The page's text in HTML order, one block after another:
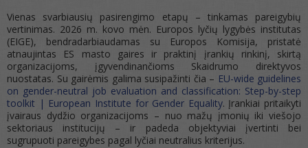
Vienas svarbiausių pasirengimo etapų – tinkamas pareigybių
vertinimas. 2026 m. kovo mėn. Europos lyčių lygybės institutas
(EIGE), bendradarbiaudamas su Europos Komisija, pristatė
atnaujintas ES masto gaires ir praktinį įrankių rinkinį, skirtą
organizacijoms, įgyvendinančioms Skaidrumo direktyvos
nuostatas. Su gairėmis galima susipažinti čia – EU-wide guidelines
on gender-neutral job evaluation and classification: Step-by-step
toolkit | European Institute for Gender Equality. Įrankiai pritaikyti
įvairaus dydžio organizacijoms – nuo mažų įmonių iki viešojo
sektoriaus institucijų – ir padeda objektyviai įvertinti bei
sugrupuoti pareigybes pagal lyčiai neutralius kriterijus.